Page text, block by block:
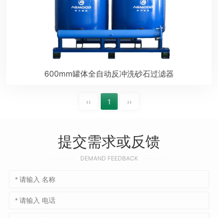
600mm罐体全自动反冲洗砂石过滤器
‹‹ 1 ››
提交需求或反馈
DEMAND FEEDBACK